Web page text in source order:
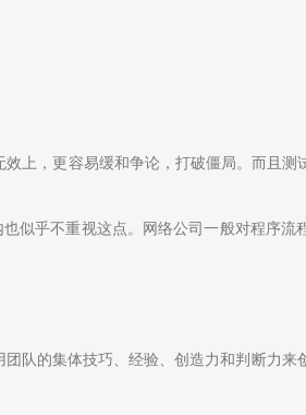
上，更容易缓和争论，打破僵局。而且测
似乎不重视这点。网络公司一般对程序流
队的集体技巧、经验、创造力和判断力来